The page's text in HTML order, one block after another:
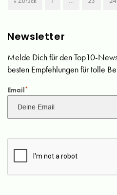
Newsletter
Melde Dich für den Top10-
besten Empfehlungen für tolle
Email*